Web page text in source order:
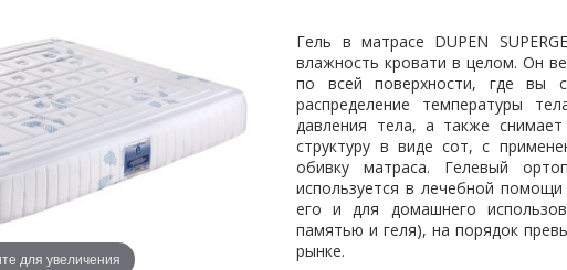
для увеличения
Гель в матрасе DUPEN
влажность кровати в целом. Он
по всей поверхности, где вы
распределение температуры
давления тела, а также
структуру в виде сот, с
обивку матраса. Гелевый
используется в лечебной
его и для домашнего
памятью и геля), на порядок
рынке.